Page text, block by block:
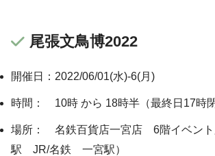
尾張文鳥博2022
開催日：2022/06/01(水)-6(月)
時間： 10時 から 18時半（最終日17時閉
場所： 名鉄百貨店一宮店 6階イベン
駅 JR/名鉄 一宮駅）